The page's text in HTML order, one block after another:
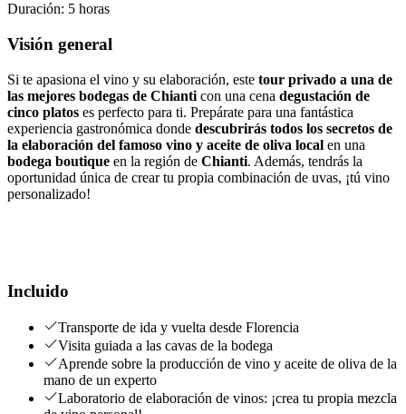
Duración: 5 horas
Visión general
Si te apasiona el vino y su elaboración, este tour privado a una de
las mejores bodegas de Chianti con una cena degustación de
cinco platos es perfecto para ti. Prepárate para una fantástica
experiencia gastronómica donde descubrirás todos los secretos de
la elaboración del famoso vino y aceite de oliva local en una
bodega boutique en la región de Chianti. Además, tendrás la
oportunidad única de crear tu propia combinación de uvas, ¡tú vino
personalizado!
Incluido
Transporte de ida y vuelta desde Florencia
Visita guiada a las cavas de la bodega
Aprende sobre la producción de vino y aceite de oliva de la
mano de un experto
Laboratorio de elaboración de vinos: ¡crea tu propia mezcla